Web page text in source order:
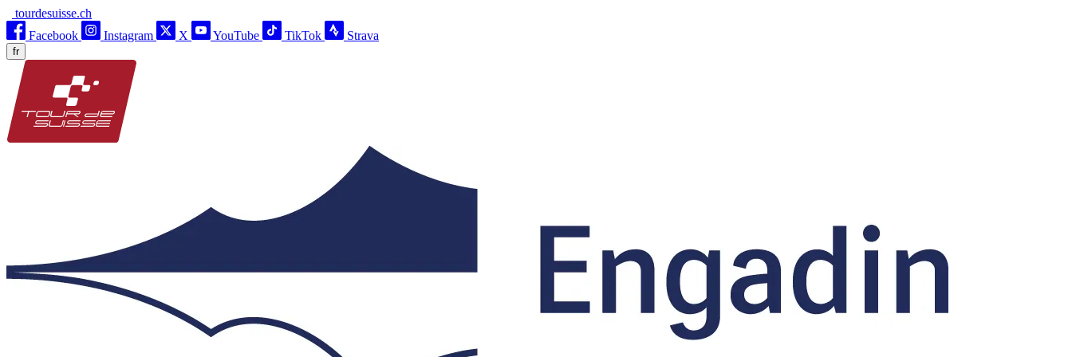
tourdesuisse.ch
Facebook
Instagram X YouTube TikTok Strava
fr